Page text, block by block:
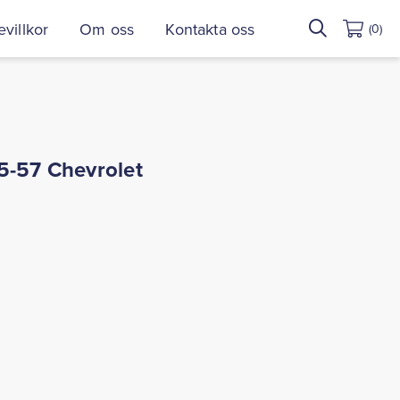
Om oss Kontakta oss
Sök
efter:
(0)
57 Chevrolet